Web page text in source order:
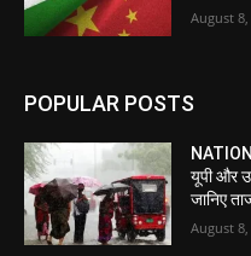
August 8,
POPULAR POSTS
यूपी और
जानिए
August 8,